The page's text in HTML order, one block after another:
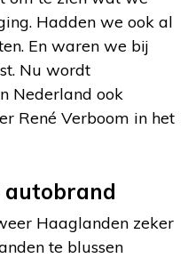
Hadden we ook al
En waren we bij
Nu wordt
Nederland ook
René Verboom in het
autobrand
Haaglanden zeker
te blussen